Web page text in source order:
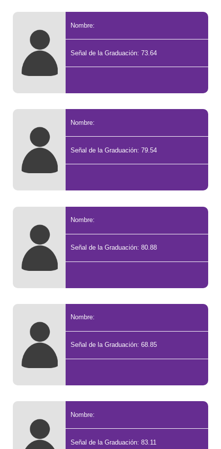
Nombre:
Señal de la Graduación: 73.64
Nombre:
Señal de la Graduación: 79.54
Nombre:
Señal de la Graduación: 80.88
Nombre:
Señal de la Graduación: 68.85
Nombre:
Señal de la Graduación: 83.11